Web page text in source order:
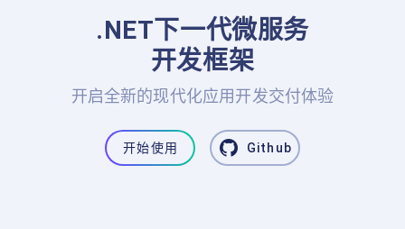
.NET下一代微服务
开发框架
开启全新的现代化应用开发交付体验
开始使用 Github